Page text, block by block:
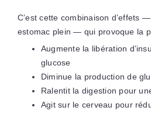
C’est cette combinaison d’effets
estomac plein — qui provoque la
Augmente la libération
glucose
Diminue la production de
Ralentit la digestion pour
Agit sur le cerveau pour